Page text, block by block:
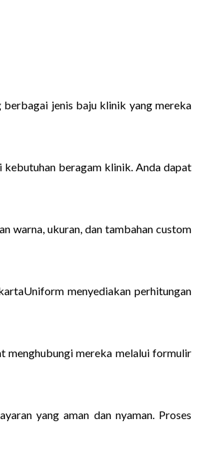
berbagai jenis baju klinik yang mereka
kebutuhan beragam klinik. Anda dapat
warna, ukuran, dan tambahan custom
menyediakan perhitungan
menghubungi mereka melalui formulir
yang aman dan nyaman. Proses